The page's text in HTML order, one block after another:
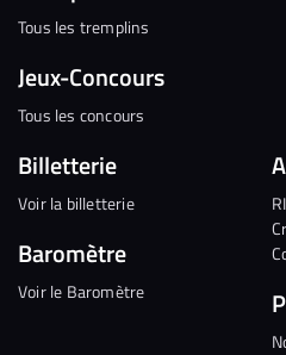
Tous les tremplins
Jeux-Concours
Tous les concours
Billetterie
Voir la billetterie
Baromètre
Voir le Baromètre